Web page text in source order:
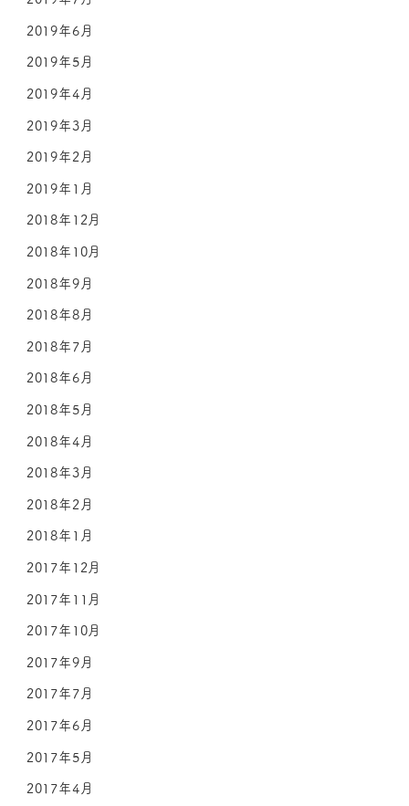
2019年6月
2019年5月
2019年4月
2019年3月
2019年2月
2019年1月
2018年12月
2018年10月
2018年9月
2018年8月
2018年7月
2018年6月
2018年5月
2018年4月
2018年3月
2018年2月
2018年1月
2017年12月
2017年11月
2017年10月
2017年9月
2017年7月
2017年6月
2017年5月
2017年4月